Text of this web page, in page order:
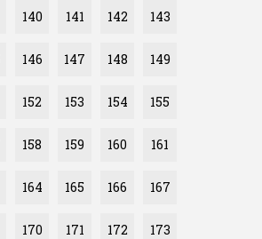
140 141 142 143
146 147 148 149
152 153 154 155
158 159 160 161
164 165 166 167
170 171 172 173